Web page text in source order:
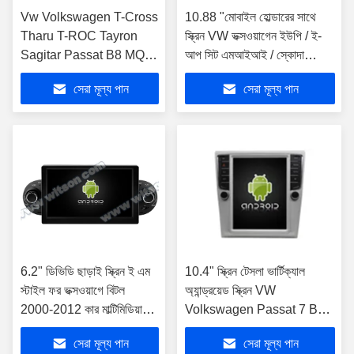
Vw Volkswagen T-Cross
Tharu T-ROC Tayron
Sagitar Passat B8 MQB
2018-2021 কার মাল্টিমিডিয়া
স্টেরিও GPS কারপ্লে প্লেয়ারের
জন্য 9" স্ক্রীন
সেরা মূল্য পান
10.88 "মোবাইল হোল্ডারের সাথে
স্ক্রিন VW ভক্সওয়াগেন ইউপি / ই-
আপ সিট এমআইআই / স্কোদা
সিটিগো 2012-2015 মাল্টিমিডিয়া
স্টেরিও জিপিএস কারপ্লে প্লেয়ারের
জন্য
সেরা মূল্য পান
6.2" ডিভিডি ছাড়াই স্ক্রিন ই এম
স্টাইল ফর ভক্সওয়াগে বিটল
2000-2012 কার মাল্টিমিডিয়া
স্টেরিও জিপিএস কারপ্লে প্লেয়ার
সেরা মূল্য পান
10.4" স্ক্রিন টেসলা ভার্টিক্যাল
অ্যান্ড্রয়েড স্ক্রিন VW
Volkswagen Passat 7 B7
NMS VW Magotan 2012-
2016 গাড়ির মাল্টিমিডিয়া স্টেরিও
সেরা মূল্য পান